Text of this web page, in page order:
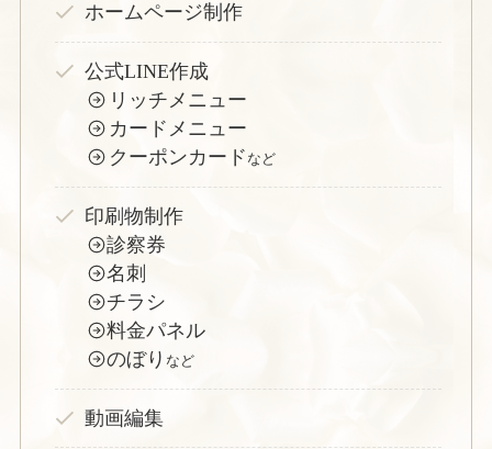
ホームページ制作
公式LINE作成
リッチメニュー
カードメニュー
クーポンカード など
印刷物制作
診察券
名刺
チラシ
料金パネル
のぼり など
動画編集